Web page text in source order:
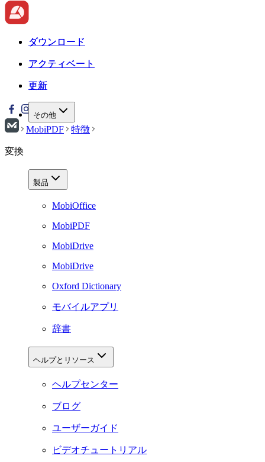
ダウンロード
アクティベート
更新
その他
ダウンロード
アクティベート
更新
MobiPDF 特徴
変換
製品
MobiOffice
MobiPDF
MobiDrive
MobiDrive
Oxford Dictionary
モバイルアプリ
辞書
ヘルプとリソース
ヘルプセンター
ブログ
ユーザーガイド
ビデオチュートリアル